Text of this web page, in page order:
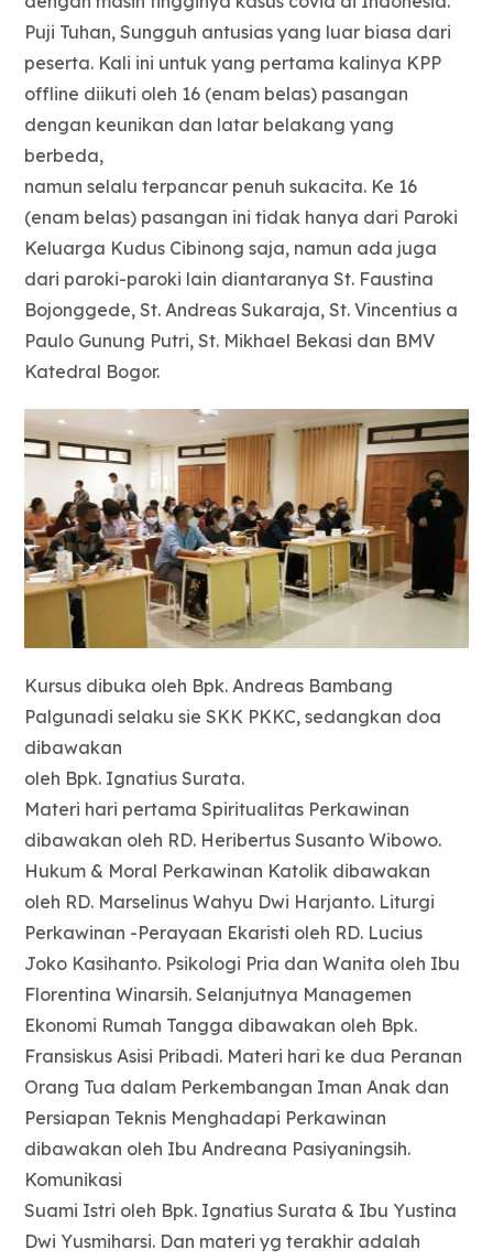
Puji Tuhan, Sungguh antusias yang luar biasa dari
peserta. Kali ini untuk yang pertama kalinya KPP
offline diikuti oleh 16 (enam belas) pasangan
dengan keunikan dan latar belakang yang
berbeda,
namun selalu terpancar penuh sukacita. Ke 16
(enam belas) pasangan ini tidak hanya dari Paroki
Keluarga Kudus Cibinong saja, namun ada juga
dari paroki-paroki lain diantaranya St. Faustina
Bojonggede, St. Andreas Sukaraja, St. Vincentius a
Paulo Gunung Putri, St. Mikhael Bekasi dan BMV
Katedral Bogor.
Kursus dibuka oleh Bpk. Andreas Bambang
Palgunadi selaku sie SKK PKKC, sedangkan doa
dibawakan
oleh Bpk. Ignatius Surata.
Materi hari pertama Spiritualitas Perkawinan
dibawakan oleh RD. Heribertus Susanto Wibowo.
Hukum & Moral Perkawinan Katolik dibawakan
oleh RD. Marselinus Wahyu Dwi Harjanto. Liturgi
Perkawinan -Perayaan Ekaristi oleh RD. Lucius
Joko Kasihanto. Psikologi Pria dan Wanita oleh Ibu
Florentina Winarsih. Selanjutnya Managemen
Ekonomi Rumah Tangga dibawakan oleh Bpk.
Fransiskus Asisi Pribadi. Materi hari ke dua Peranan
Orang Tua dalam Perkembangan Iman Anak dan
Persiapan Teknis Menghadapi Perkawinan
dibawakan oleh Ibu Andreana Pasiyaningsih.
Komunikasi
Suami Istri oleh Bpk. Ignatius Surata & Ibu Yustina
Dwi Yusmiharsi. Dan materi yg terakhir adalah